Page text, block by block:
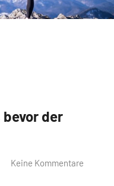
bevor der
Keine Kommentare